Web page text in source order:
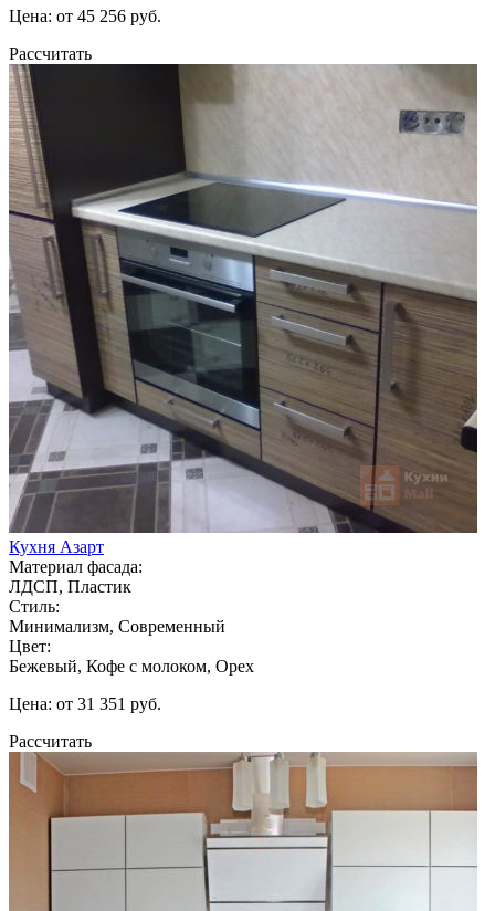
Цена: от 45 256 руб.
Рассчитать
Кухня Азарт
Материал фасада:
ЛДСП, Пластик
Стиль:
Минимализм, Современный
Цвет:
Бежевый, Кофе с молоком, Орех
Цена: от 31 351 руб.
Рассчитать